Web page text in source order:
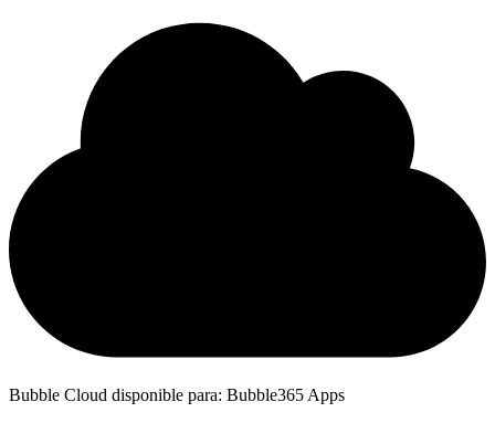
Bubble Cloud disponible para: Bubble365 Apps